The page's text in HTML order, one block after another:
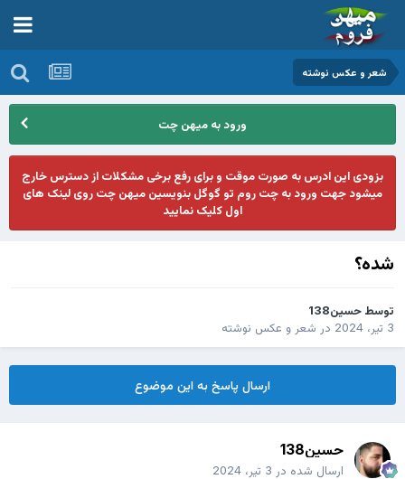
شعر و عکس نوشته
ورود به میهن چت
بزودی این ادرس به صورت موقت و برای رفع برخی مشکلات از دسترس خارج
میشود جهت ورود به چت روم تو گوگل بنویسین میهن چت روی لینک های
اول کلیک نمایید
شده؟
توسط حسین138
3 تیر، 2024
در شعر و عکس نوشته
ارسال پاسخ به این موضوع
حسین138
ارسال شده در 3 تیر، 2024